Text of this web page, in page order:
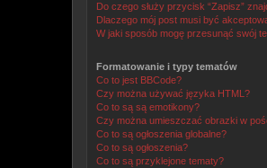
Do czego służy przycisk “Zapisz”
Dlaczego mój post musi być
W jaki sposób mogę przesunąć swój
Formatowanie i typy tematów
Co to jest BBCode?
Czy można używać języka HTML?
Co to są są emotikony?
Czy można umieszczać obrazki w
Co to są ogłoszenia globalne?
Co to są ogłoszenia?
Co to są przyklejone tematy?